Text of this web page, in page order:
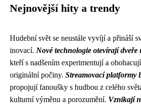
Nejnovější hity a trendy
Hudební svět se neustále vyvíjí a přináší
inovací. Nové technologie otevírají dveře
kteří s nadšením experimentují a
originální počiny. Streamovací platformy
propojují fanoušky s hudbou z celého
kulturní výměnu a porozumění. Vznikají